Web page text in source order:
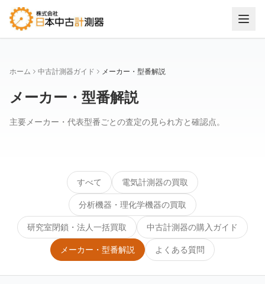
ホーム 中古計測器ガイド メーカー・型番解説
メーカー・型番解説
主要メーカー・代表型番ごとの査定の見られ方と確認点。
すべて
電気計測器の買取
分析機器・理化学機器の買取
研究室閉鎖・法人一括買取
中古計測器の購入ガイド
メーカー・型番解説
よくある質問